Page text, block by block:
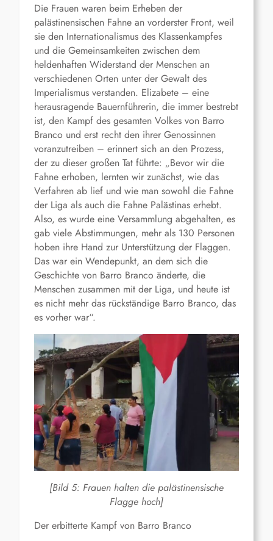
Die Frauen waren beim Erheben der
palästinensischen Fahne an vorderster Front, weil
sie den Internationalismus des Klassenkampfes
und die Gemeinsamkeiten zwischen dem
heldenhaften Widerstand der Menschen an
verschiedenen Orten unter der Gewalt des
Imperialismus verstanden. Elizabete – eine
herausragende Bauernführerin, die immer bestrebt
ist, den Kampf des gesamten Volkes von Barro
Branco und erst recht den ihrer Genossinnen
voranzutreiben – erinnert sich an den Prozess,
der zu dieser großen Tat führte: „Bevor wir die
Fahne erhoben, lernten wir zunächst, wie das
Verfahren ab lief und wie man sowohl die Fahne
der Liga als auch die Fahne Palästinas erhebt.
Also, es wurde eine Versammlung abgehalten, es
gab viele Abstimmungen, mehr als 130 Personen
hoben ihre Hand zur Unterstützung der Flaggen.
Das war ein Wendepunkt, an dem sich die
Geschichte von Barro Branco änderte, die
Menschen zusammen mit der Liga, und heute ist
es nicht mehr das rückständige Barro Branco, das
es vorher war“.
[Bild 5: Frauen halten die palästinensische
Flagge hoch]
Der erbitterte Kampf von Barro Branco